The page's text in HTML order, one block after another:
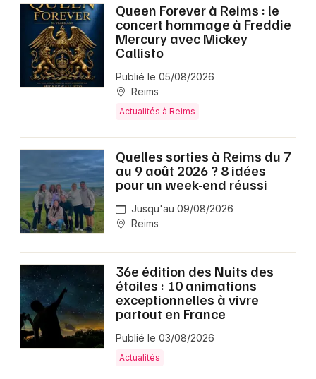
Queen Forever à Reims : le
concert hommage à Freddie
Mercury avec Mickey
Callisto
Publié le 05/08/2026
Reims
Actualités à Reims
Quelles sorties à Reims du 7
au 9 août 2026 ? 8 idées
pour un week-end réussi
Jusqu'au 09/08/2026
Reims
36e édition des Nuits des
étoiles : 10 animations
exceptionnelles à vivre
partout en France
Publié le 03/08/2026
Actualités